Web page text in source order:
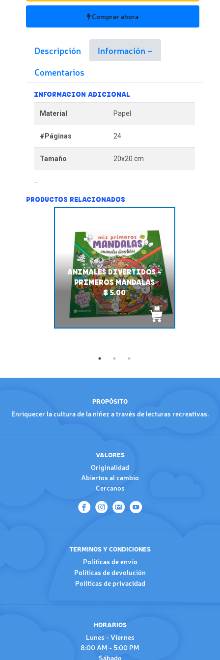
Comprar ahora
Descripción
Información
Comentarios
INFORMACION ADICIONAL
Material Papel
#Páginas 24
Tamaño 20x20 cm
PRODUCTOS RELACIONADOS
ANIMALES DIVERTIDOS -
PRIMEROS MANDALAS
$ 5.00
PROPÓSITO
Enriquecer la cultura de la niñez a través de lecturas recreativas.
VALORES
Originalidad
Abiertos al cambio
Cercanos
TERMINOS Y CONDICIONES
Políticas de envío
Políticas de devolución
Políticas de privacidad
HORARIOS
Lunes - Viernes
8:00 AM - 5:00 PM
Sábado